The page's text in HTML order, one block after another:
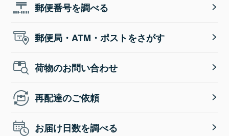
郵便番号を調べる
郵便局・ATM・ポストをさがす
荷物のお問い合わせ
再配達のご依頼
お届け日数を調べる